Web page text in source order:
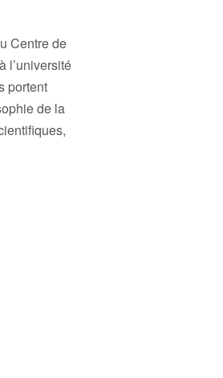
Centre de
l’université
portent
de la